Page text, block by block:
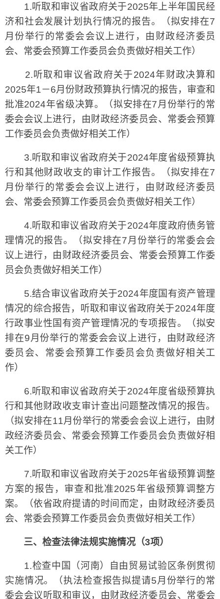
1.听取和审议省政府关于2025年上半年国民经
济和社会发展计划执行情况的报告。（拟安排在7
月份举行的常委会会议上进行，由财政经济委员
会、常委会预算工作委员会负责做好相关工作）
2.听取和审议省政府关于2024年财政决算和
2025年1－6月份财政预算执行情况的报告，审查和
批准2024年省级决算。（拟安排在7月份举行的常
委会会议上进行，由财政经济委员会、常委会预算
工作委员会负责做好相关工作）
3.听取和审议省政府关于2024年度省级预算执
行和其他财政收支的审计工作报告。（拟安排在7
月份举行的常委会会议上进行，由财政经济委员
会、常委会预算工作委员会负责做好相关工作）
4.听取和审议省政府关于2024年度政府债务管
理情况的报告。（拟安排在7月份举行的常委会会
议上进行，由财政经济委员会、常委会预算工作委
员会负责做好相关工作）
5.结合审议省政府关于2024年度国有资产管理
情况的综合报告，听取和审议省政府关于2024年度
行政事业性国有资产管理情况的专项报告。（拟安
排在9月份举行的常委会会议上进行，由财政经济
委员会、常委会预算工作委员会负责做好相关工
作）
6.听取和审议省政府关于2024年度省级预算执
行和其他财政收支审计查出问题整改情况的报告。
（拟安排在11月份举行的常委会会议上进行，由财
政经济委员会、常委会预算工作委员会负责做好相
关工作）
7.听取和审议省政府关于2025年省级预算调整
方案的报告，审查和批准2025年省级预算调整方
案。（依省政府提请的时间而定，由财政经济委员
会、常委会预算工作委员会负责做好相关工作）
三、检查法律法规实施情况（3项）
1.检查中国（河南）自由贸易试验区条例贯彻
实施情况。（执法检查报告拟提请5月份举行的常
委会会议听取和审议，由财政经济委员会、常委会